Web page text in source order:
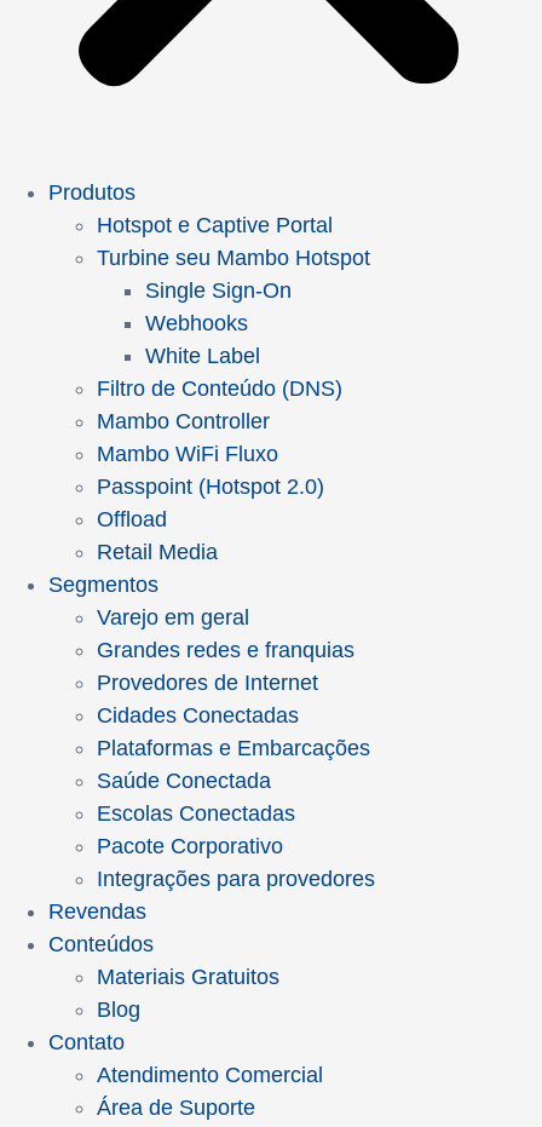
Produtos
Hotspot e Captive Portal
Turbine seu Mambo Hotspot
Single Sign-On
Webhooks
White Label
Filtro de Conteúdo (DNS)
Mambo Controller
Mambo WiFi Fluxo
Passpoint (Hotspot 2.0)
Offload
Retail Media
Segmentos
Varejo em geral
Grandes redes e franquias
Provedores de Internet
Cidades Conectadas
Plataformas e Embarcações
Saúde Conectada
Escolas Conectadas
Pacote Corporativo
Integrações para provedores
Revendas
Conteúdos
Materiais Gratuitos
Blog
Contato
Atendimento Comercial
Área de Suporte